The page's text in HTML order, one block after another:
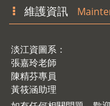
維護資訊
淡江資圖系：
張嘉玲老師
陳精芬專員
黃筱涵助理